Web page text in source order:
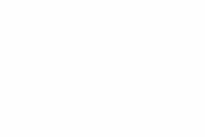
presso il maestoso cancello di
una tortuosa carpinata d’accesso al
di inizio Ottocento e, come